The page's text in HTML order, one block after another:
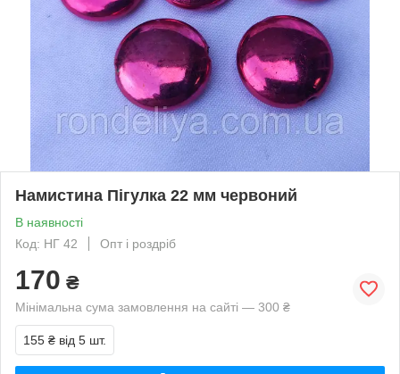
Намистина Пігулка 22 мм червоний
В наявності
Код: НГ 42
Опт і роздріб
170 ₴
Мінімальна сума замовлення на сайті — 300 ₴
155 ₴ від 5 шт.